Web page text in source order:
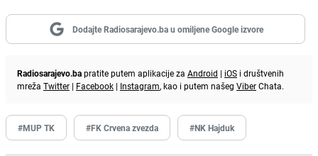
Dodajte Radiosarajevo.ba u omiljene Google izvore
Radiosarajevo.bapratite putem aplikacije za Android | iOS i društvenih
mreža Twitter | Facebook | Instagram, kao i putem našeg ViberChata.
#MUP TK #FK Crvena zvezda #NK Hajduk